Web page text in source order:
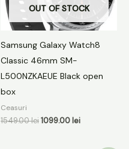
OUT OF STOCK
Samsung Galaxy Watch8
Classic 46mm SM-
L500NZKAEUE Black open
box
Ceasuri
1549.00lei1099.00lei